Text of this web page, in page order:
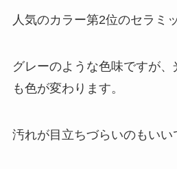
人気のカラー第2位のセラミ
グレーのような色味ですが
も色が変わります。
汚れが目立ちづらいのもいい